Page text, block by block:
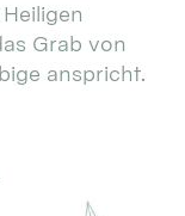
Grab von
anspricht.